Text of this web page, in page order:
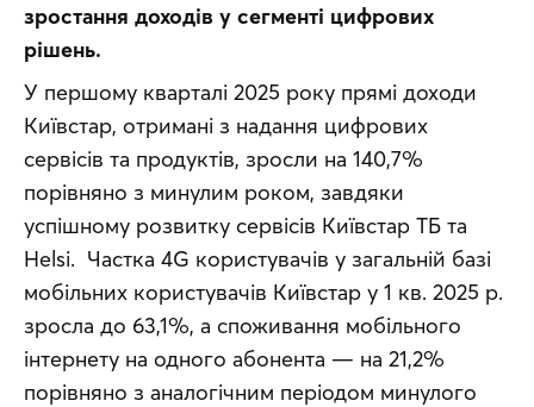
зростання доходів у сегменті цифрових
рішень.
У першому кварталі 2025 року прямі доходи
Київстар, отримані з надання цифрових
сервісів та продуктів, зросли на 140,7%
порівняно з минулим роком, завдяки
успішному розвитку сервісів Київстар ТБ та
Helsi.  Частка 4G користувачів у загальній базі
мобільних користувачів Київстар у 1 кв. 2025 р.
зросла до 63,1%, а споживання мобільного
інтернету на одного абонента — на 21,2%
порівняно з аналогічним періодом минулого